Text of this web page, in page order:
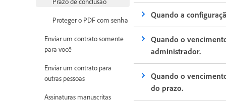
Proteger o PDF com senha
Enviar um contrato somente
para você
Enviar um contrato para
outras pessoas
Assinaturas manuscritas
Quando a
Quando o
administrador.
Quando o
do prazo.